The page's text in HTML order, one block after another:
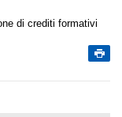
di crediti formativi